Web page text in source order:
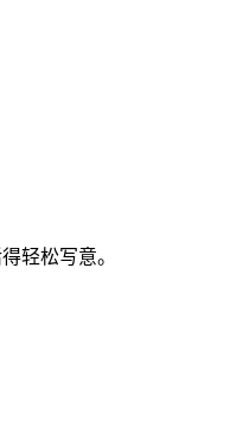
轻松写意。